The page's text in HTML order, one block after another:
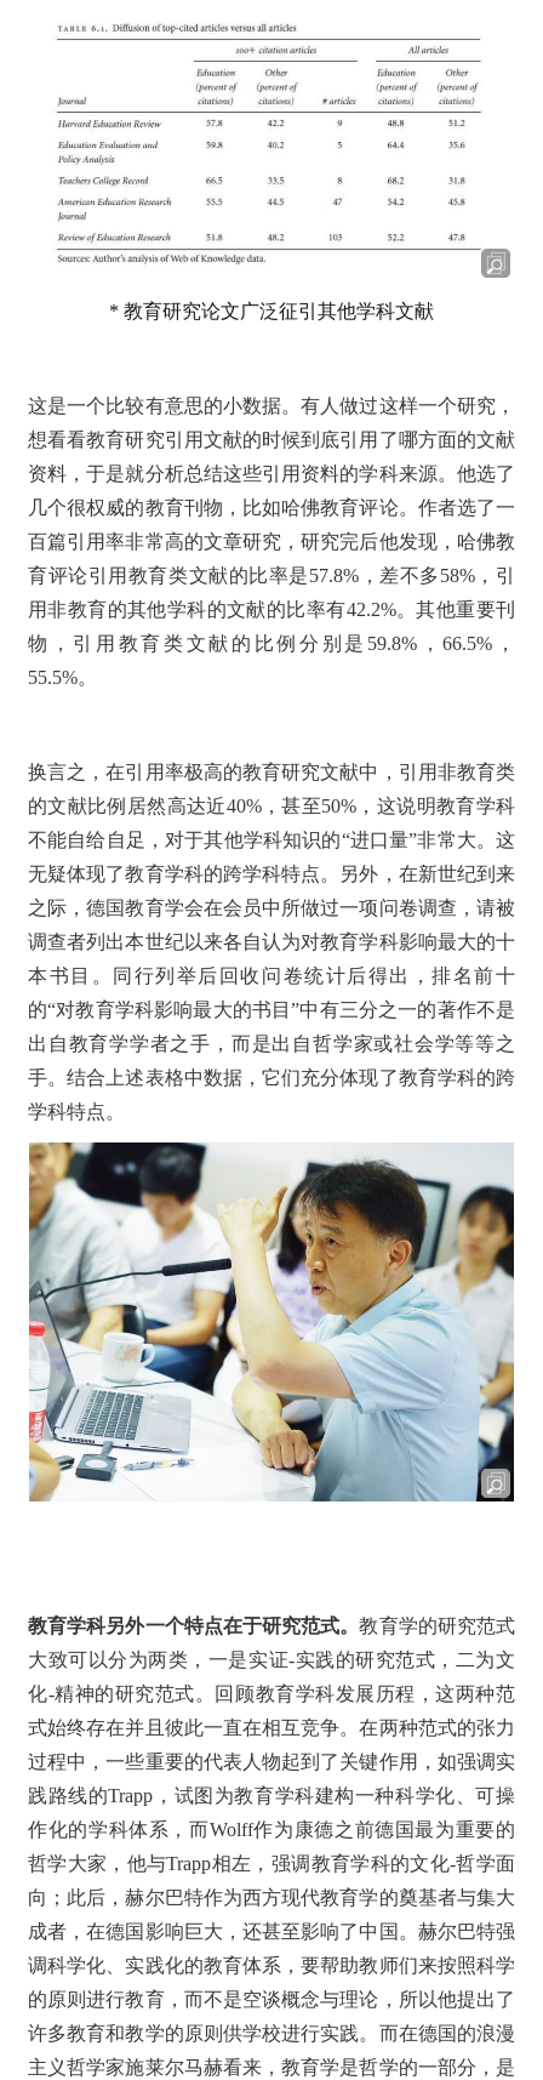
* 教育研究论文广泛征引其他学科文献
这是一个比较有意思的小数据。有人做过这样一个研究，
想看看教育研究引用文献的时候到底引用了哪方面的文献
资料，于是就分析总结这些引用资料的学科来源。他选了
几个很权威的教育刊物，比如哈佛教育评论。作者选了一
百篇引用率非常高的文章研究，研究完后他发现，哈佛教
育评论引用教育类文献的比率是57.8%，差不多58%，引
用非教育的其他学科的文献的比率有42.2%。其他重要刊
物，引用教育类文献的比例分别是59.8%，66.5%，
55.5%。
换言之，在引用率极高的教育研究文献中，引用非教育类
的文献比例居然高达近40%，甚至50%，这说明教育学科
不能自给自足，对于其他学科知识的“进口量”非常大。这
无疑体现了教育学科的跨学科特点。另外，在新世纪到来
之际，德国教育学会在会员中所做过一项问卷调查，请被
调查者列出本世纪以来各自认为对教育学科影响最大的十
本书目。同行列举后回收问卷统计后得出，排名前十
的“对教育学科影响最大的书目”中有三分之一的著作不是
出自教育学学者之手，而是出自哲学家或社会学等等之
手。结合上述表格中数据，它们充分体现了教育学科的跨
学科特点。
教育学科另外一个特点在于研究范式。教育学的研究范式
大致可以分为两类，一是实证-实践的研究范式，二为文
化-精神的研究范式。回顾教育学科发展历程，这两种范
式始终存在并且彼此一直在相互竞争。在两种范式的张力
过程中，一些重要的代表人物起到了关键作用，如强调实
践路线的Trapp，试图为教育学科建构一种科学化、可操
作化的学科体系，而Wolff作为康德之前德国最为重要的
哲学大家，他与Trapp相左，强调教育学科的文化-哲学面
向；此后，赫尔巴特作为西方现代教育学的奠基者与集大
成者，在德国影响巨大，还甚至影响了中国。赫尔巴特强
调科学化、实践化的教育体系，要帮助教师们来按照科学
的原则进行教育，而不是空谈概念与理论，所以他提出了
许多教育和教学的原则供学校进行实践。而在德国的浪漫
主义哲学家施莱尔马赫看来，教育学是哲学的一部分，是